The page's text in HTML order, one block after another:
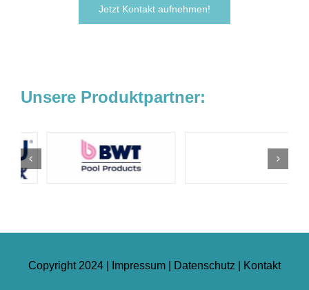
Jetzt Kontakt aufnehmen!
Unsere Produktpartner:
Copyright 2024 | Impressum Datenschutz Kontakt